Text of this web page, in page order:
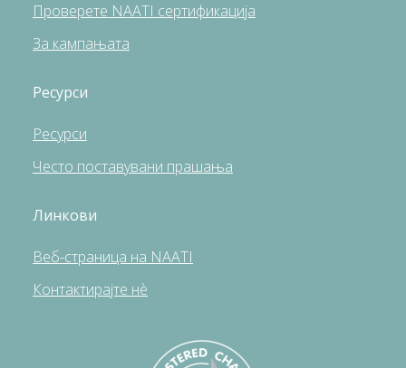
Проверете NAATI сертификација
За кампањата
Ресурси
Pесурси
Често поставувани прашања
Линкови
Веб-страница на NAATI
Контактирајте нè